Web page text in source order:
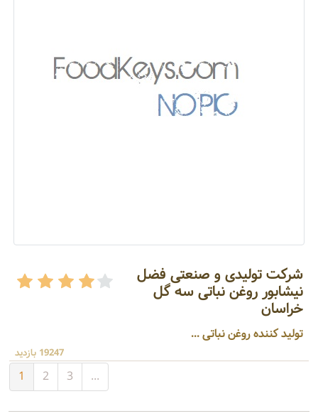
شرکت تولیدی و صنعتی فضل
نیشابور روغن نباتی سه گل
خراسان
تولید کننده روغن نباتی ...
19247 بازدید
1 2 3 ...